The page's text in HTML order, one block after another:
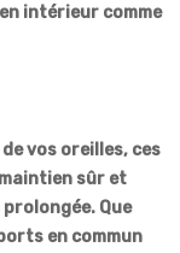
intérieur comme
vos oreilles, ces
sûr et
Que
en commun